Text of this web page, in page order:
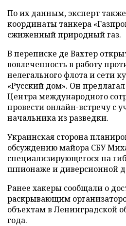
По их данным, эксперт
координаты танкера
сжиженный природный газ.
В переписке де Вахтер
вовлеченность в работу
нелегального флота и сети
«Русский дом». Он
Центра международного
провести онлайн-встречу с
начальника из разведки.
Украинская сторона
обсуждению майора СБУ
специализирующегося на
шпионаже и диверсионной
Ранее хакеры сообщали о
раскрывающим
объектам в Ленинградской
года.